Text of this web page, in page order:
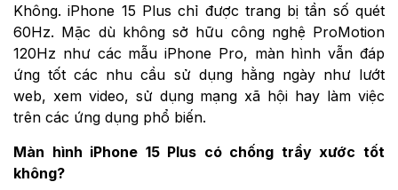
Không. iPhone 15 Plus chỉ được trang bị tần số quét
60Hz. Mặc dù không sở hữu công nghệ ProMotion
120Hz như các mẫu iPhone Pro, màn hình vẫn đáp
ứng tốt các nhu cầu sử dụng hằng ngày như lướt
web, xem video, sử dụng mạng xã hội hay làm việc
trên các ứng dụng phổ biến.
Màn hình iPhone 15 Plus có chống trầy xước tốt
không?